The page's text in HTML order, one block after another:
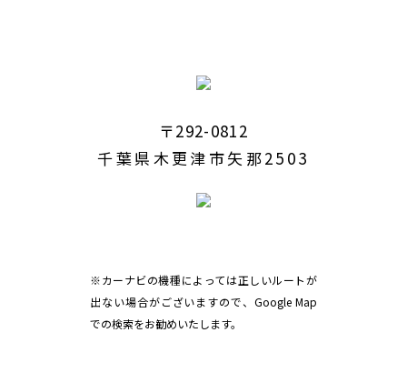
〒292-0812
千葉県木更津市矢那2503
※カーナビの機種によっては正しいルートが
出ない場合がございますので、Google Map
での検索をお勧めいたします。